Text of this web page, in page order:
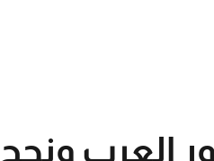
العرب ونجح